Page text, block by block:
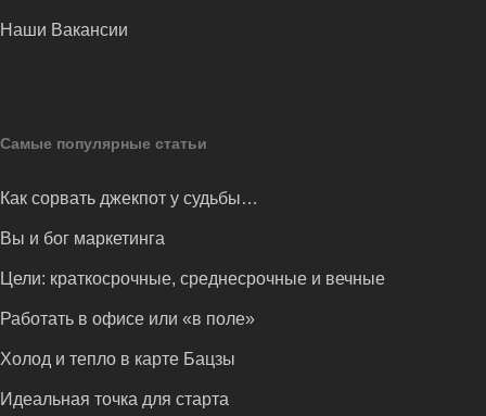
Наши Вакансии
Самые популярные статьи
Как сорвать джекпот у судьбы…
Вы и бог маркетинга
Цели: краткосрочные, среднесрочные и вечные
Работать в офисе или «в поле»
Холод и тепло в карте Бацзы
Идеальная точка для старта